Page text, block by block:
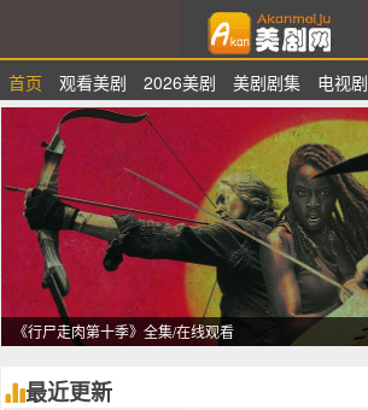
爱看美剧网
首页 观看美剧 2026美剧 美剧剧集 电视剧
《行尸走肉第十季》全集/在线观看
最近更新